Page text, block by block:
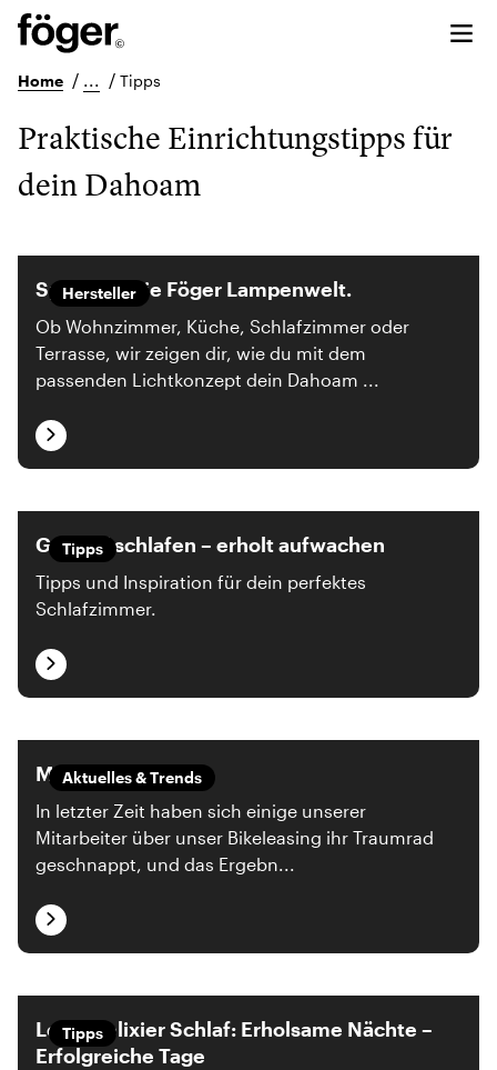
Home / ... / Tipps
Praktische Einrichtungstipps für
dein Dahoam
Hersteller
Spots an! Die Föger Lampenwelt.
Ob Wohnzimmer, Küche, Schlafzimmer oder
Terrasse, wir zeigen dir, wie du mit dem
passenden Lichtkonzept dein Dahoam ...
Tipps
Gesund schlafen – erholt aufwachen
Tipps und Inspiration für dein perfektes
Schlafzimmer.
Aktuelles & Trends
Mit dem Radl da.
In letzter Zeit haben sich einige unserer
Mitarbeiter über unser Bikeleasing ihr Traumrad
geschnappt, und das Ergebn...
Tipps
Lebenselixier Schlaf: Erholsame Nächte –
Erfolgreiche Tage